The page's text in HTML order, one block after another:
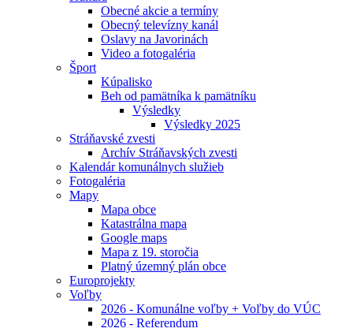
Obecné akcie a termíny
Obecný televízny kanál
Oslavy na Javorinách
Video a fotogaléria
Šport
Kúpalisko
Beh od pamätníka k pamätníku
Výsledky
Výsledky 2025
Stráňavské zvesti
Archív Stráňavských zvesti
Kalendár komunálnych služieb
Fotogaléria
Mapy
Mapa obce
Katastrálna mapa
Google maps
Mapa z 19. storočia
Platný územný plán obce
Europrojekty
Voľby
2026 - Komunálne voľby + Voľby do VÚC
2026 - Referendum